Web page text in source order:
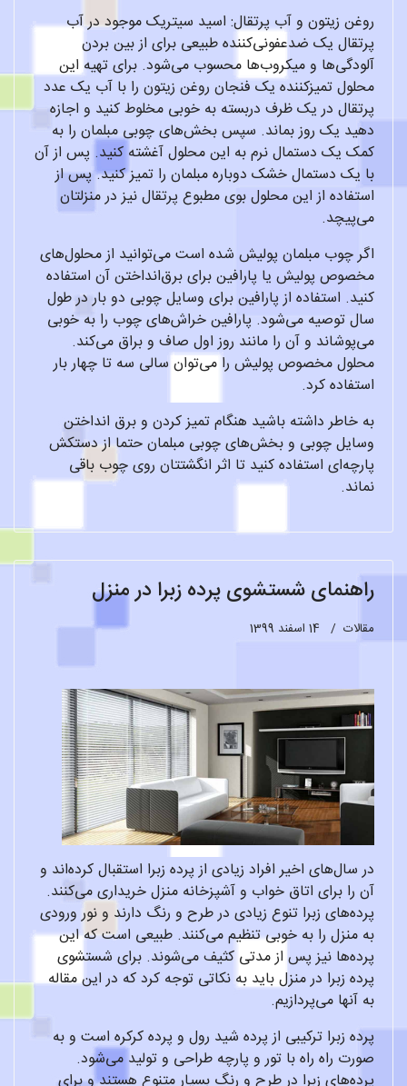
روغن زیتون و آب پرتقال: اسید سیتریک موجود در آب
پرتقال یک ضدعفونی‌کننده طبیعی برای از بین بردن
آلودگی‌ها و میکروب‌ها محسوب می‌شود. برای تهیه این
محلول تمیزکننده یک فنجان روغن زیتون را با آب یک عدد
پرتقال در یک ظرف دربسته به خوبی مخلوط کنید و اجازه
دهید یک روز بماند. سپس بخش‌های چوبی مبلمان را به
کمک یک دستمال نرم به این محلول آغشته کنید. پس از آن
با یک دستمال خشک دوباره مبلمان را تمیز کنید. پس از
استفاده از این محلول بوی مطبوع پرتقال نیز در منزلتان
می‌پیچد.
اگر چوب مبلمان پولیش شده است می‌توانید از محلول‌های
مخصوص پولیش یا پارافین برای برق‌انداختن آن استفاده
کنید. استفاده از پارافین برای وسایل چوبی دو بار در طول
سال توصیه می‌شود. پارافین خراش‌های چوب را به خوبی
می‌پوشاند و آن را مانند روز اول صاف و براق می‌کند.
محلول مخصوص پولیش را می‌توان سالی سه تا چهار بار
استفاده کرد.
به خاطر داشته باشید هنگام تمیز کردن و برق انداختن
وسایل چوبی و بخش‌های چوبی مبلمان حتما از دستکش
پارچه‌ای استفاده کنید تا اثر انگشتتان روی چوب باقی
نماند.
راهنمای شستشوی پرده زبرا در منزل
مقالات 14 اسفند 1399
در سال‌های اخیر افراد زیادی از پرده زبرا استقبال کرده‌اند و
آن را برای اتاق خواب و آشپزخانه منزل خریداری می‌کنند.
پرده‌های زبرا تنوع زیادی در طرح و رنگ دارند و نور ورودی
به منزل را به خوبی تنظیم می‌کنند. طبیعی است که این
پرده‌ها نیز پس از مدتی کثیف می‌شوند. برای شستشوی
پرده زبرا در منزل باید به نکاتی توجه کرد که در این مقاله
به آنها می‌پردازیم.
پرده زبرا ترکیبی از پرده شید رول و پرده کرکره است و به
صورت راه راه با تور و پارچه طراحی و تولید می‌شود.
پرده‌های زبرا در طرح و رنگ بسیار متنوع هستند و برای